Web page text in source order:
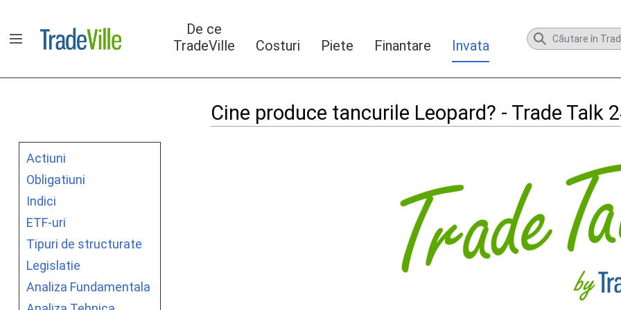
conținut
Arată/ascunde bara laterală
De ce
TradeVille
Costuri Piete Finantare Invata
Actiuni
Obligatiuni
Indici
ETF-uri
Tipuri de structurate
Legislatie
Analiza Fundamentala
Cine produce tancurile Leopard? - Trade Talk